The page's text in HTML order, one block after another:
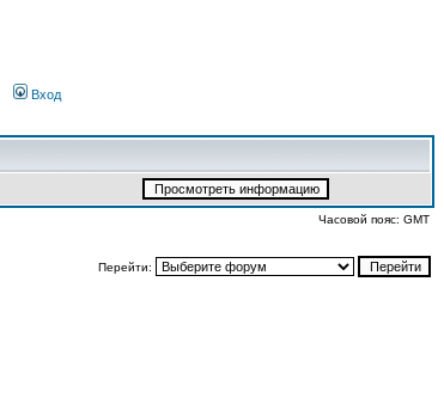
Вход
Часовой пояс: GMT
Перейти: